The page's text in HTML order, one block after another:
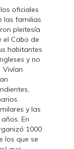
oficiales
las familias
pleitesía
el Cabo de
habitantes
y no
Vivían
y las
En
1000
los que se